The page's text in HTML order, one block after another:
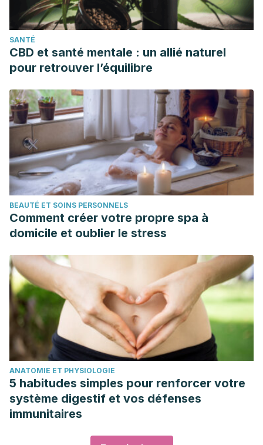
SANTÉ
CBD et santé mentale : un allié naturel
pour retrouver l’équilibre
BEAUTÉ ET SOINS PERSONNELS
Comment créer votre propre spa à
domicile et oublier le stress
ANATOMIE ET PHYSIOLOGIE
5 habitudes simples pour renforcer votre
système digestif et vos défenses
immunitaires